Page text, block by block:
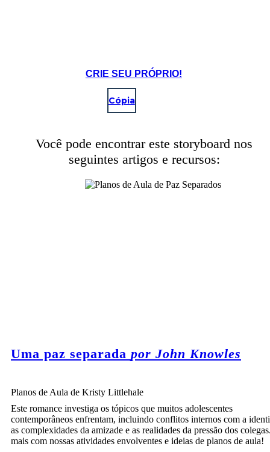
CRIE SEU PRÓPRIO!
Cópia
Você pode encontrar este storyboard nos
seguintes artigos e recursos:
Uma paz separada por John Knowles
Planos de Aula de Kristy Littlehale
Este romance investiga os tópicos que muitos adolescentes
contemporâneos enfrentam, incluindo conflitos internos com a
as complexidades da amizade e as realidades da pressão dos
mais com nossas atividades envolventes e ideias de planos de aula!